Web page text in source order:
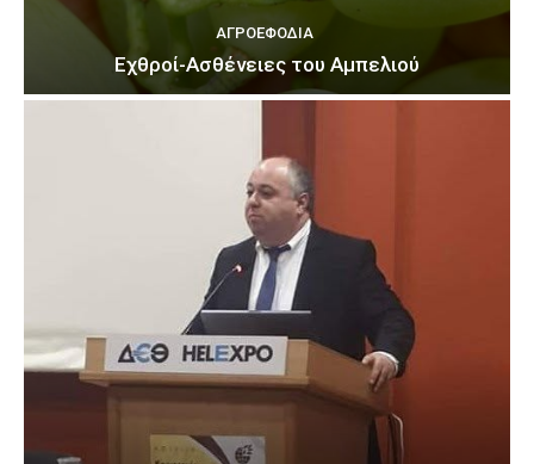
ΑΓΡΟΕΦΌΔΙΑ
Εχθροί-Ασθένειες του Αμπελιού